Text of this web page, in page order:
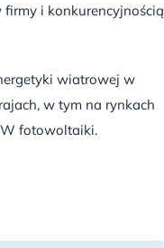
i konkurencyjnością
wiatrowej w
w tym na rynkach
fotowoltaiki.